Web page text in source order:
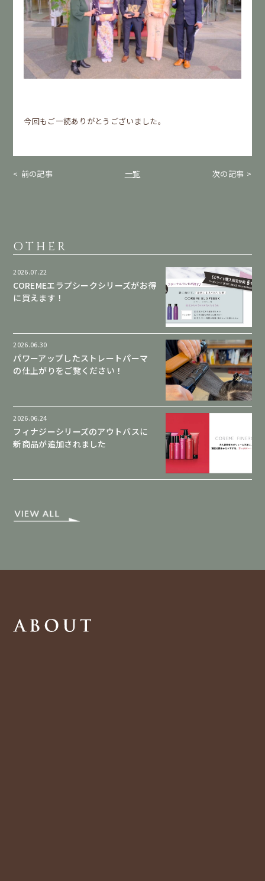
今回もご一読ありがとうございました。
前の記事 一覧 次の記事
OTHER
2026.07.22
COREMEエラプシークシリーズがお得
に買えます！
2026.06.30
パワーアップしたストレートパーマ
の仕上がりをご覧ください！
2026.06.24
フィナジーシリーズのアウトバスに
新商品が追加されました